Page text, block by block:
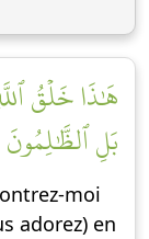
هَٰذَا خَلۡقُ
بَلِ
moi
adorez) en